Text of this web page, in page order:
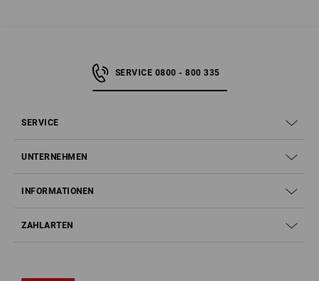
SERVICE 0800 - 800 335
SERVICE
UNTERNEHMEN
INFORMATIONEN
ZAHLARTEN